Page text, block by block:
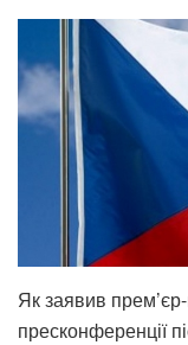
Як заявив
пресконференції